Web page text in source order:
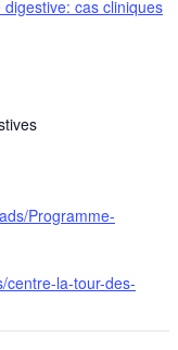
cas cliniques
Programme-
centre-la-tour-des-